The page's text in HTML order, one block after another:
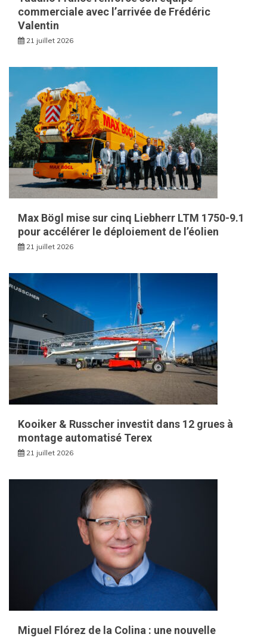
commerciale avec l’arrivée de Frédéric
Valentin
21 juillet 2026
Max Bögl mise sur cinq Liebherr LTM 1750-9.1
pour accélérer le déploiement de l’éolien
21 juillet 2026
Kooiker & Russcher investit dans 12 grues à
montage automatisé Terex
21 juillet 2026
Miguel Flórez de la Colina : une nouvelle